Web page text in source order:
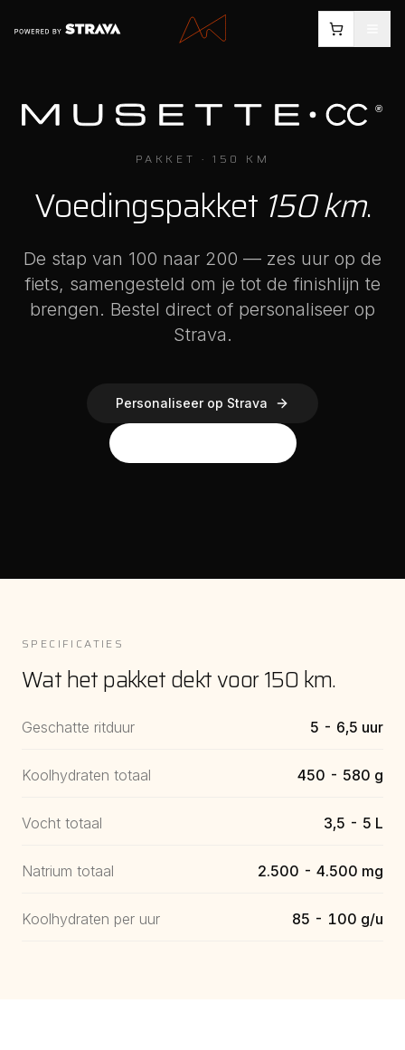
PAKKET · 150 KM
Voedingspakket 150 km.
De stap van 100 naar 200 — zes uur op de
fiets, samengesteld om je tot de finishlijn te
brengen. Bestel direct of personaliseer op
Strava.
Personaliseer op Strava
SPECIFICATIES
Wat het pakket dekt voor 150 km.
Geschatte ritduur 5 - 6,5 uur
Koolhydraten totaal 450 - 580 g
Vocht totaal 3,5 - 5 L
Natrium totaal 2.500 - 4.500 mg
Koolhydraten per uur 85 - 100 g/u